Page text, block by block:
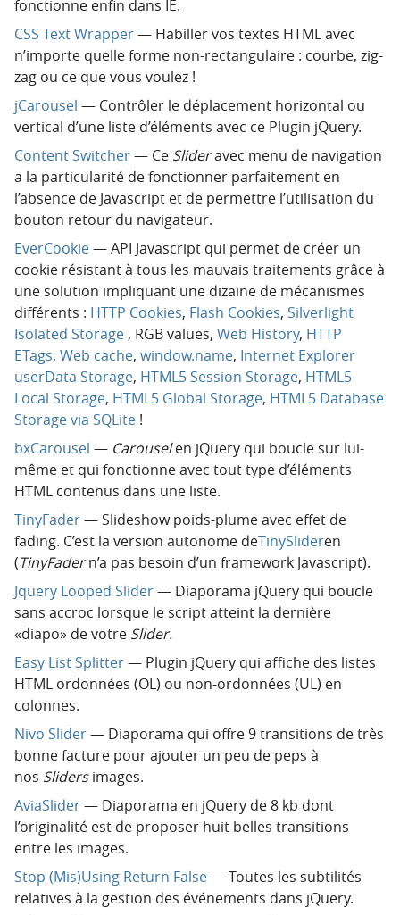
fonctionne enfin dans IE.
CSS Text Wrapper— Habiller vos textes HTML avec
n’importe quelle forme non-rectangulaire : courbe, zig-
zag ou ce que vous voulez !
jCarousel — Contrôler le déplacement horizontal ou
vertical d’une liste d’éléments avec ce Plugin jQuery.
Content Switcher— Ce Slideravec menu de navigation
a la particularité de fonctionner parfaitement en
l’absence de Javascript et de permettre l’utilisation du
bouton retour du navigateur.
EverCookie— API Javascript qui permet de créer un
cookie résistant à tous les mauvais traitements grâce à
une solution impliquant une dizaine de mécanismes
différents : HTTP Cookies, Flash Cookies, Silverlight
Isolated Storage , RGB values, Web History, HTTP
ETags, Web cache, window.name, Internet Explorer
userData Storage, HTML5 Session Storage, HTML5
Local Storage, HTML5 Global Storage, HTML5 Database
Storage via SQLite !
bxCarousel — Carouselen jQuery qui boucle sur lui-
même et qui fonctionne avec tout type d’éléments
HTML contenus dans une liste.
TinyFader— Slideshow poids-plume avec effet de
fading. C’est la version autonome deTinySlideren
(TinyFadern’a pas besoin d’un framework Javascript).
Jquery Looped Slider— Diaporama jQuery qui boucle
sans accroc lorsque le script atteint la dernière
«diapo» de votre Slider.
Easy List Splitter— Plugin jQuery qui affiche des listes
HTML ordonnées (OL) ou non-ordonnées (UL) en
colonnes.
Nivo Slider— Diaporama qui offre 9 transitions de très
bonne facture pour ajouter un peu de peps à
nos Slidersimages.
AviaSlider— Diaporama en jQuery de 8 kb dont
l’originalité est de proposer huit belles transitions
entre les images.
Stop (Mis)Using Return False— Toutes les subtilités
relatives à la gestion des événements dans jQuery.